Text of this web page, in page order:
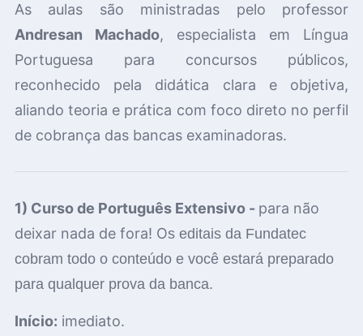
As aulas são ministradas pelo professor
Andresan Machado, especialista em Língua
Portuguesa para concursos públicos,
reconhecido pela didática clara e objetiva,
aliando teoria e prática com foco direto no perfil
de cobrança das bancas examinadoras.
1) Curso de Português Extensivo - para não
deixar nada de fora! Os editais da Fundatec
cobram todo o conteúdo e você estará preparado
para qualquer prova da banca.
Início: imediato.